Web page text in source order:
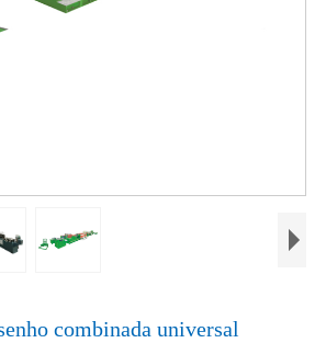
combinada universal